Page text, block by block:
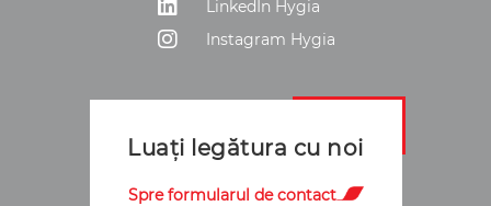
LinkedIn Hygia
Instagram Hygia
Luați legătura cu noi
Spre formularul de contact